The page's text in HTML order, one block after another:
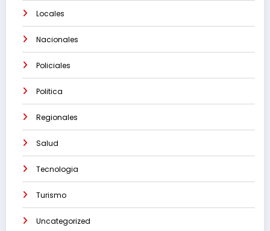
Locales
Nacionales
Policiales
Politica
Regionales
Salud
Tecnologia
Turismo
Uncategorized